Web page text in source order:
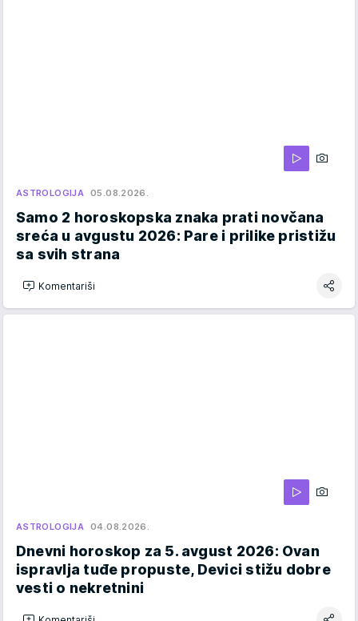
ASTROLOGIJA 05.08.2026.
Samo 2 horoskopska znaka prati novčana
sreća u avgustu 2026: Pare i prilike pristižu
sa svih strana
Komentariši
ASTROLOGIJA 04.08.2026.
Dnevni horoskop za 5. avgust 2026: Ovan
ispravlja tuđe propuste, Devici stižu dobre
vesti o nekretnini